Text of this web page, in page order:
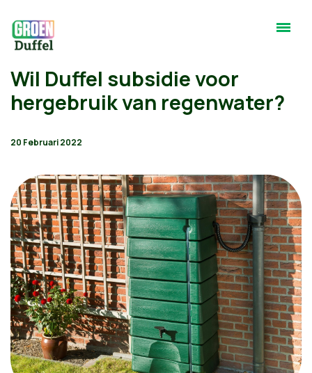
Wil Duffel subsidie voor
hergebruik van regenwater?
20 Februari 2022